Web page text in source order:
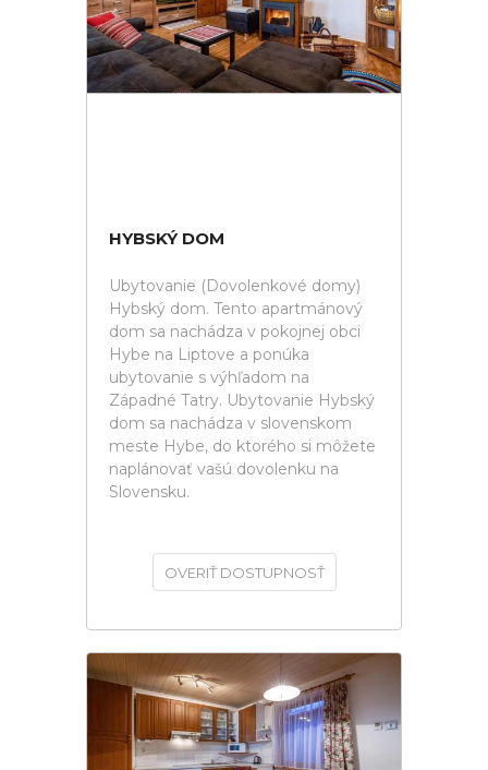
HYBSKÝ DOM
Ubytovanie (Dovolenkové domy)
Hybský dom. Tento apartmánový
dom sa nachádza v pokojnej obci
Hybe na Liptove a ponúka
ubytovanie s výhľadom na
Západné Tatry. Ubytovanie Hybský
dom sa nachádza v slovenskom
meste Hybe, do ktorého si môžete
naplánovať vašú dovolenku na
Slovensku.
OVERIŤ DOSTUPNOSŤ